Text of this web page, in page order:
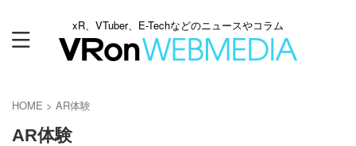
xR、VTuber、E-Techなどのニュースやコラム
HOME > AR体験
AR体験